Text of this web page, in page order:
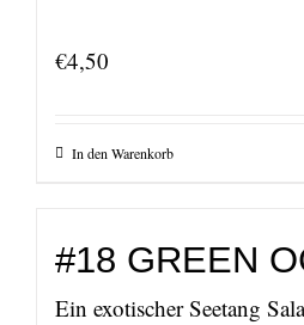
€4,50
In den Warenkorb
#18 GREEN
Ein exotischer Seetang